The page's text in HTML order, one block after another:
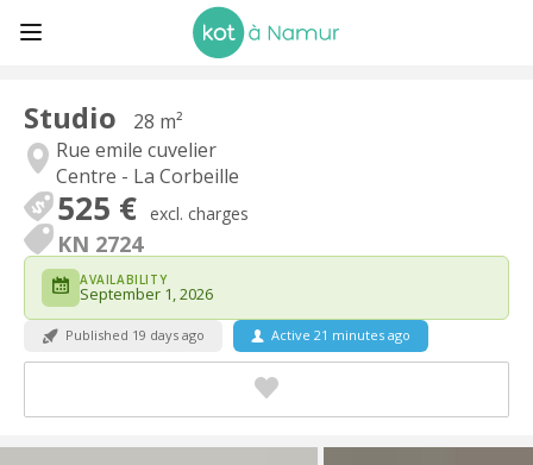
Studio
28 m²
Rue emile cuvelier
Centre - La Corbeille
525 € excl. charges
KN 2724
AVAILABILITY
September 1, 2026
Published 19 days ago Active 21 minutes ago